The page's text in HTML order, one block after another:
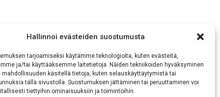
Hallinnoi evästeiden suostumusta
tarjoamiseksi käytämme teknologioita, kuten evästeitä,
ja/tai käyttääksemme laitetietoja. Näiden tekniikoiden hyväksyminen
mahdollisuuden käsitellä tietoja, kuten selauskäyttäytymistä tai
tällä sivustolla. Suostumuksen jättäminen tai peruuttaminen voi
tiettyihin ominaisuuksiin ja toimintoihin.